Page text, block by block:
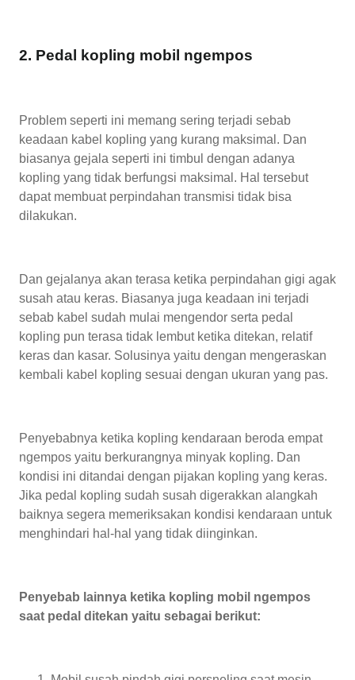
2. Pedal kopling mobil ngempos
Problem seperti ini memang sering terjadi sebab
keadaan kabel kopling yang kurang maksimal. Dan
biasanya gejala seperti ini timbul dengan adanya
kopling yang tidak berfungsi maksimal. Hal tersebut
dapat membuat perpindahan transmisi tidak bisa
dilakukan.
Dan gejalanya akan terasa ketika perpindahan gigi agak
susah atau keras. Biasanya juga keadaan ini terjadi
sebab kabel sudah mulai mengendor serta pedal
kopling pun terasa tidak lembut ketika ditekan, relatif
keras dan kasar. Solusinya yaitu dengan mengeraskan
kembali kabel kopling sesuai dengan ukuran yang pas.
Penyebabnya ketika kopling kendaraan beroda empat
ngempos yaitu berkurangnya minyak kopling. Dan
kondisi ini ditandai dengan pijakan kopling yang keras.
Jika pedal kopling sudah susah digerakkan alangkah
baiknya segera memeriksakan kondisi kendaraan untuk
menghindari hal-hal yang tidak diinginkan.
Penyebab lainnya ketika kopling mobil ngempos
saat pedal ditekan yaitu sebagai berikut: